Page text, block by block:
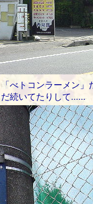
「べトコンラーメン
続いてたりして......